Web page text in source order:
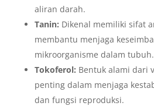
aliran darah.
Tanin: Dikenal memiliki sifat
membantu menjaga
mikroorganisme dalam tubuh.
Tokoferol: Bentuk alami dari
penting dalam menjaga
dan fungsi reproduksi.